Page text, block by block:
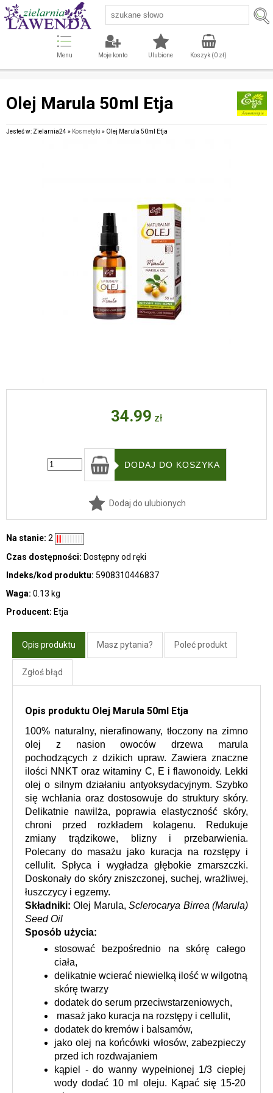
Menu Moje konto Ulubione Koszyk (0zł)
Olej Marula 50ml Etja
Jesteś w: Zielarnia24 » Kosmetyki » Olej Marula 50ml Etja
34.99 zł
Dodaj do ulubionych
Na stanie: 2
Czas dostępności: Dostępny od ręki
Indeks/kod produktu: 5908310446837
Waga: 0.13 kg
Producent: Etja
Opis produktu Masz pytania? Poleć produkt
Zgłoś błąd
Opis produktu Olej Marula 50ml Etja
100% naturalny, nierafinowany, tłoczony na zimno
olej z nasion owoców drzewa marula
pochodzących z dzikich upraw. Zawiera znaczne
ilości NNKT oraz witaminy C, E i flawonoidy. Lekki
olej o silnym działaniu antyoksydacyjnym. Szybko
się wchłania oraz dostosowuje do struktury skóry.
Delikatnie nawilża, poprawia elastyczność skóry,
chroni przed rozkładem kolagenu. Redukuje
zmiany trądzikowe, blizny i przebarwienia.
Polecany do masażu jako kuracja na rozstępy i
cellulit. Spłyca i wygładza głębokie zmarszczki.
Doskonały do skóry zniszczonej, suchej, wrażliwej,
łuszczycy i egzemy.
Składniki: Olej Marula, Sclerocarya Birrea (Marula)
Seed Oil
Sposób użycia:
stosować bezpośrednio na skórę całego
ciała,
delikatnie wcierać niewielką ilość w wilgotną
skórę twarzy
dodatek do serum przeciwstarzeniowych,
masaż jako kuracja na rozstępy i cellulit,
dodatek do kremów i balsamów,
jako olej na końcówki włosów, zabezpieczy
przed ich rozdwajaniem
kąpiel - do wanny wypełnionej 1/3 ciepłej
wody dodać 10 ml oleju. Kąpać się 15-20